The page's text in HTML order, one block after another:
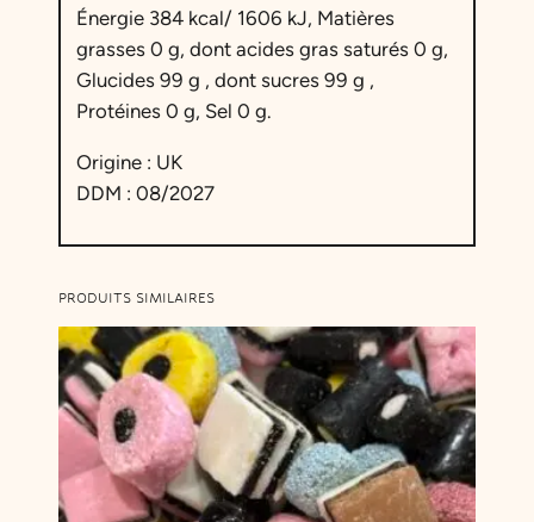
r
A
c
i
e
C
r
o
n
V
e
r
t
Énergie 384 kcal/ 1606 kJ, Matières
grasses 0 g, dont acides gras saturés 0 g,
Glucides 99 g , dont sucres 99 g ,
Protéines 0 g, Sel 0 g.
Origine : UK
DDM : 08/2027
PRODUITS SIMILAIRES